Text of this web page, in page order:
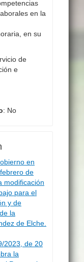
en la
en su
de
e
: No
en
de
modificación
para el
y de
la
de Elche.
2023, de 20
la